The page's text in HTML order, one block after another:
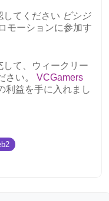
してください ビシジ
モーションに参加す
して、ウィークリー
さい。 VCGamers
利益を手に入れまし